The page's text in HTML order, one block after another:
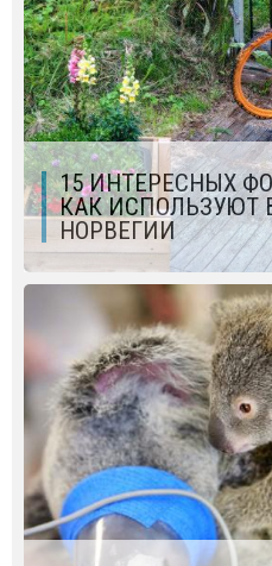
15 ИНТЕРЕСНЫХ
КАК ИСПОЛЬЗУЮТ
НОРВЕГИИ